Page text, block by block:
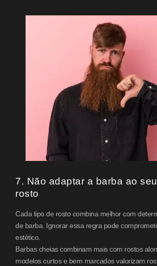
7. Não adaptar a barba ao
rosto
Cada tipo de rosto combina melhor com
de barba. Ignorar essa regra pode
estético.
Barbas cheias combinam mais com rostos
modelos curtos e bem marcados valorizam